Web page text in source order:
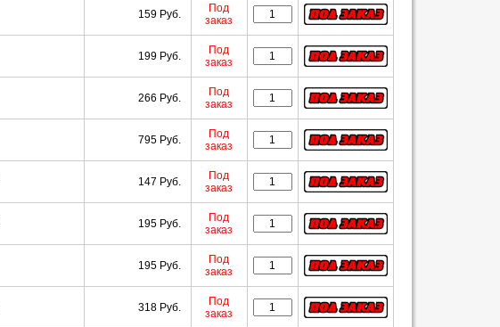
159 Руб.
Под
заказ
199 Руб.
Под
заказ
266 Руб.
Под
заказ
795 Руб.
Под
заказ
147 Руб.
Под
заказ
195 Руб.
Под
заказ
195 Руб.
Под
заказ
318 Руб.
Под
заказ